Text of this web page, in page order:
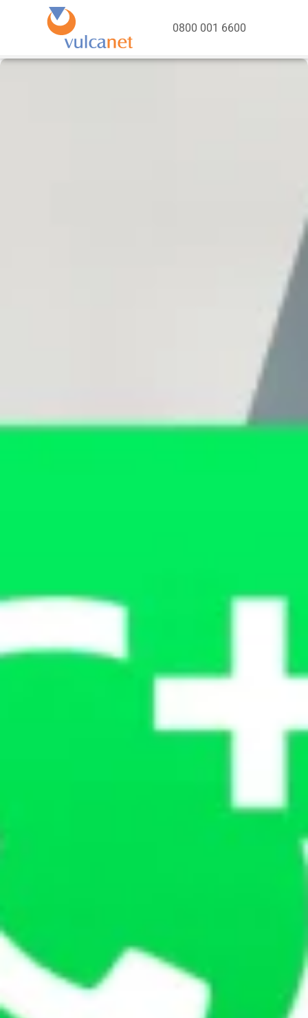
0800 001 6600